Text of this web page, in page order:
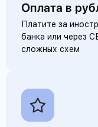
Оплата в
Платите за
банка или через
сложных схем